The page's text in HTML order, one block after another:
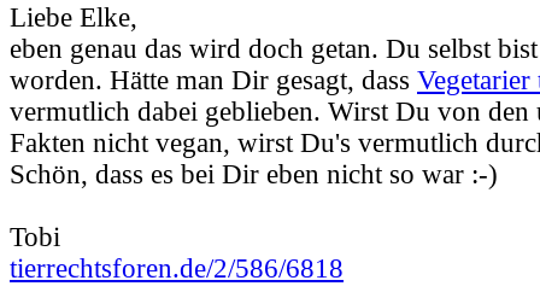
Liebe Elke,
eben genau das wird doch getan. Du selbst
worden. Hätte man Dir gesagt, dass
vermutlich dabei geblieben. Wirst Du von den
Fakten nicht vegan, wirst Du's vermutlich
Schön, dass es bei Dir eben nicht so war :-)
Tobi
tierrechtsforen.de/2/586/6818